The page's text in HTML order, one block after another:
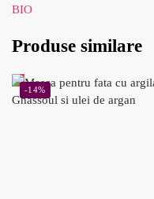
BIO
Produse similare
-14%